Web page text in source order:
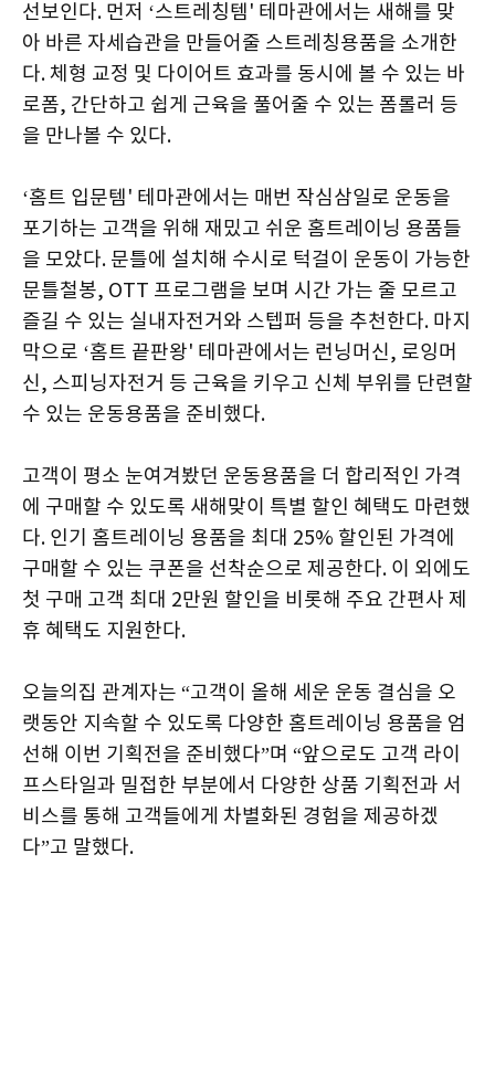
선보인다. 먼저 ‘스트레칭템' 테마관에서는 새해를 맞
아 바른 자세습관을 만들어줄 스트레칭용품을 소개한
다. 체형 교정 및 다이어트 효과를 동시에 볼 수 있는 바
로폼, 간단하고 쉽게 근육을 풀어줄 수 있는 폼롤러 등
을 만나볼 수 있다.
‘홈트 입문템' 테마관에서는 매번 작심삼일로 운동을
포기하는 고객을 위해 재밌고 쉬운 홈트레이닝 용품들
을 모았다. 문틀에 설치해 수시로 턱걸이 운동이 가능한
문틀철봉, OTT 프로그램을 보며 시간 가는 줄 모르고
즐길 수 있는 실내자전거와 스텝퍼 등을 추천한다. 마지
막으로 ‘홈트 끝판왕' 테마관에서는 런닝머신, 로잉머
신, 스피닝자전거 등 근육을 키우고 신체 부위를 단련할
수 있는 운동용품을 준비했다.
고객이 평소 눈여겨봤던 운동용품을 더 합리적인 가격
에 구매할 수 있도록 새해맞이 특별 할인 혜택도 마련했
다. 인기 홈트레이닝 용품을 최대 25% 할인된 가격에
구매할 수 있는 쿠폰을 선착순으로 제공한다. 이 외에도
첫 구매 고객 최대 2만원 할인을 비롯해 주요 간편사 제
휴 혜택도 지원한다.
오늘의집 관계자는 “고객이 올해 세운 운동 결심을 오
랫동안 지속할 수 있도록 다양한 홈트레이닝 용품을 엄
선해 이번 기획전을 준비했다”며 “앞으로도 고객 라이
프스타일과 밀접한 부분에서 다양한 상품 기획전과 서
비스를 통해 고객들에게 차별화된 경험을 제공하겠
다”고 말했다.